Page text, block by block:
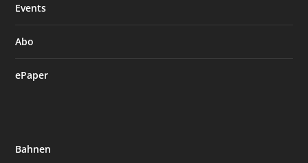
Events
Abo
ePaper
Bahnen